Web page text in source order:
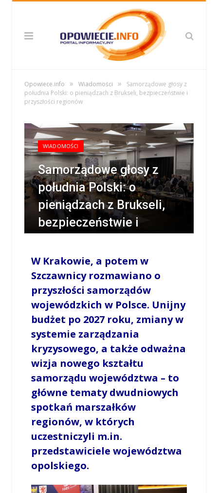
Opowiece.info » Wiadomości »
Samorządowe głosy z
południa Polski: o pieniądzach z Brukseli, bezpieczeństwie i
przyszłości regionów
WIADOMOŚCI
Samorządowe głosy z
południa Polski: o
pieniądzach z Brukseli,
bezpieczeństwie i
/ LESZEK MYCZKA / 11 CZERWCA 2025 / 00:15
0 COMMENTS
W Krakowie, a potem w
Szczawnicy rozmawiano o
przyszłości samorządów
wojewódzkich w Polsce. Unijny
budżet po 2027 roku, zmiany w
systemie zarządzania
kryzysowego, a także odważna
wizja nowego kształtu
samorządu województwa – to
główne tematy dwudniowych
spotkań marszałków
regionów, w których
uczestniczyli m.in.
przedstawiciele województwa
opolskiego.